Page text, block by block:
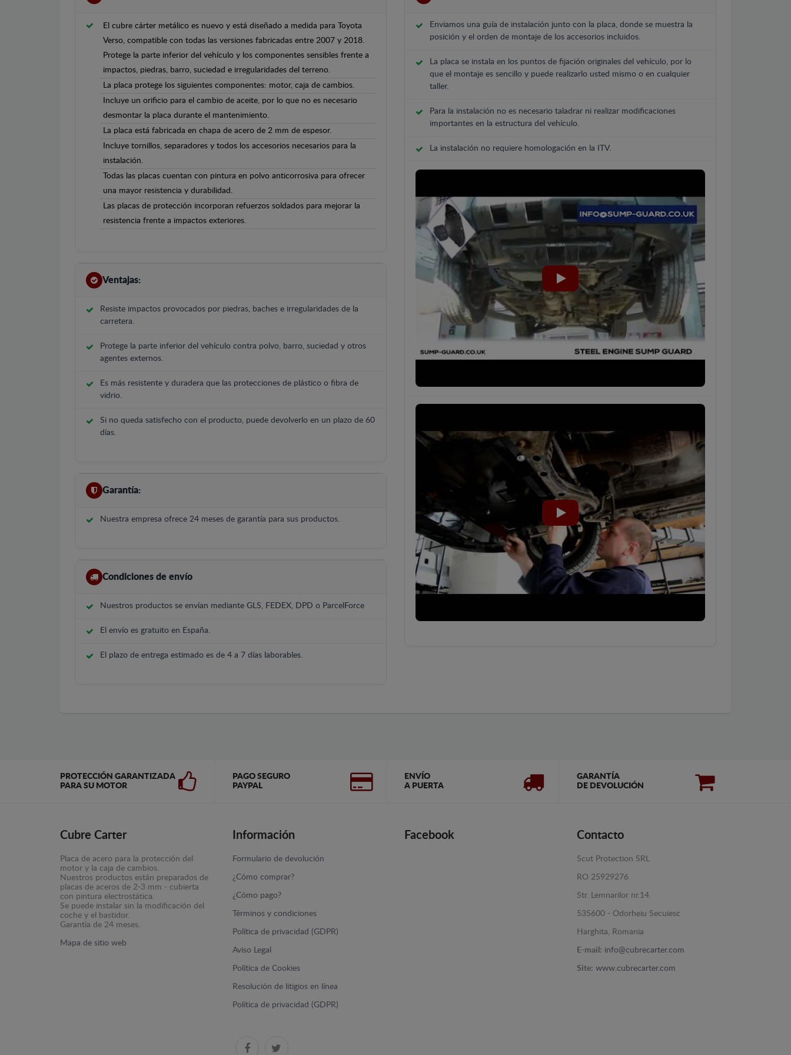
El cubre cárter metálico es nuevo y está diseñado a medida para Toyota
Verso, compatible con todas las versiones fabricadas entre 2007 y 2018.
Protege la parte inferior del vehículo y los componentes sensibles frente a
impactos, piedras, barro, suciedad e irregularidades del terreno.
La placa protege los siguientes componentes: motor, caja de cambios.
Incluye un orificio para el cambio de aceite, por lo que no es necesario
desmontar la placa durante el mantenimiento.
La placa está fabricada en chapa de acero de 2 mm de espesor.
Incluye tornillos, separadores y todos los accesorios necesarios para la
instalación.
Todas las placas cuentan con pintura en polvo anticorrosiva para ofrecer
una mayor resistencia y durabilidad.
Las placas de protección incorporan refuerzos soldados para mejorar la
resistencia frente a impactos exteriores.
Ventajas:
Resiste impactos provocados por piedras, baches e irregularidades de la
carretera.
Protege la parte inferior del vehículo contra polvo, barro, suciedad y otros
agentes externos.
Es más resistente y duradera que las protecciones de plástico o fibra de
vidrio.
Si no queda satisfecho con el producto, puede devolverlo en un plazo de 60
días.
Garantía:
Nuestra empresa ofrece 24 meses de garantía para sus productos.
Condiciones de envío
Nuestros productos se envían mediante GLS, FEDEX, DPD o ParcelForce
El envío es gratuito en España.
El plazo de entrega estimado es de 4 a 7 días laborables.
Enviamos una guía de instalación junto con la placa, donde se muestra la
posición y el orden de montaje de los accesorios incluidos.
La placa se instala en los puntos de fijación originales del vehículo, por lo
que el montaje es sencillo y puede realizarlo usted mismo o en cualquier
taller.
Para la instalación no es necesario taladrar ni realizar modificaciones
importantes en la estructura del vehículo.
La instalación no requiere homologación en la ITV.
PROTECCIÓN GARANTIZADA
PARA SU MOTOR
PAGO SEGURO
PAYPAL
ENVÍO
A PUERTA
GARANTÍA
DE DEVOLUCIÓN
Cubre Carter
Placa de acero para la protección del
motor y la caja de cambios.
Nuestros productos están preparados de
placas de aceros de 2-3 mm - cubierta
con pintura electrostática.
Se puede instalar sin la modificación del
coche y el bastidor.
Garantía de 24 meses.
Mapa de sitio web
Información
Formulario de devolución
¿Cómo comprar?
¿Cómo pago?
Términos y condiciones
Política de privacidad (GDPR)
Aviso Legal
Política de Cookies
Resolución de litigios en línea
Política de privacidad (GDPR)
Facebook Contacto
Scut Protection SRL
RO 25929276
Str. Lemnarilor nr.14.
535600 - Odorheiu Secuiesc
Harghita, Romania
E-mail: info@cubrecarter.com
Site: www.cubrecarter.com